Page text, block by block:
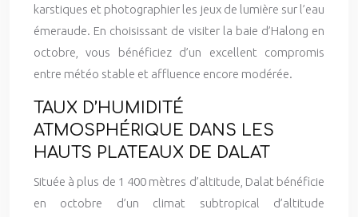
karstiques et photographier les jeux de lumière sur l’eau
émeraude. En choisissant de visiter la baie d’Halong en
octobre, vous bénéficiez d’un excellent compromis
entre météo stable et affluence encore modérée.
TAUX D’HUMIDITÉ
ATMOSPHÉRIQUE DANS LES
HAUTS PLATEAUX DE DALAT
Située à plus de 1 400 mètres d’altitude, Dalat bénéficie
en octobre d’un climat subtropical d’altitude